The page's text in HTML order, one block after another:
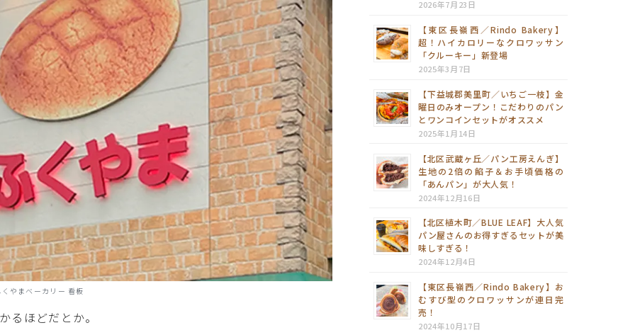
くやまベーカリー 看板
るほどだとか。
2026年7月23日
【東区長嶺西／Rindo Bakery】
超！ハイカロリーなクロワッサン
「クルーキー」新登場
2025年3月7日
【下益城郡美里町／いちご一枝】金
曜日のみオープン！こだわりのパン
とワンコインセットがオススメ
2025年1月14日
【北区武蔵ヶ丘／パン工房えんぎ】
生地の2倍の餡子＆お手頃価格の
「あんパン」が大人気！
2024年12月16日
【北区植木町／BLUE LEAF】大人気
パン屋さんのお得すぎるセットが美
味しすぎる！
2024年12月4日
【東区長嶺西／Rindo Bakery】お
むすび型のクロワッサンが連日完
売！
2024年10月17日